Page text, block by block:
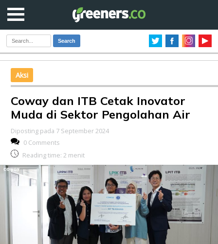
Search
Aksi
Coway dan ITB Cetak Inovator
Muda di Sektor Pengolahan Air
Diposting pada 7 September 2024
0 Comments
Reading time: 2 menit